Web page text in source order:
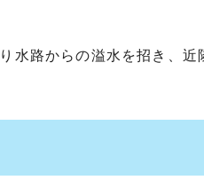
水路からの溢水を招き、近